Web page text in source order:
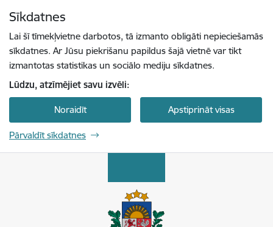
Sīkdatnes
Lai šī tīmekļvietne darbotos, tā izmanto obligāti nepieciešamās
sīkdatnes. Ar Jūsu piekrišanu papildus šajā vietnē var tikt
izmantotas statistikas un sociālo mediju sīkdatnes.
Lūdzu, atzīmējiet savu izvēli:
Noraidīt Apstiprināt visas
Pārvaldīt sīkdatnes